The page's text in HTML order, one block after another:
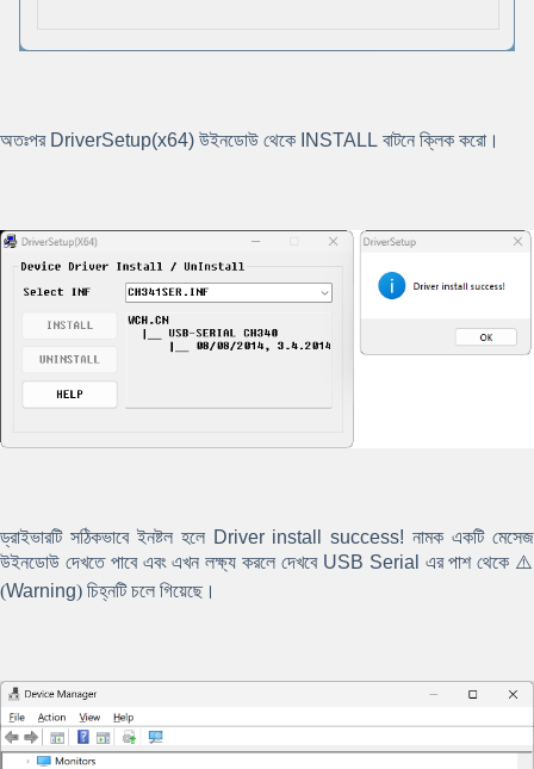
অতঃপরDriverSetup(x64) উইনডোউ থেকে INSTALL বাটনে ক্লিক করো।
ড্রাইভারটি সঠিকভাবে ইনষ্টল হলে Driver install success! নামক একটি মেসেজ
উইনডোউ দেখতে পাবে এবং এখন লক্ষ্য করলে দেখবে USB Serial এর পাশ থেকে ⚠️
(Warning) চিহ্নটি চলে গিয়েছে।